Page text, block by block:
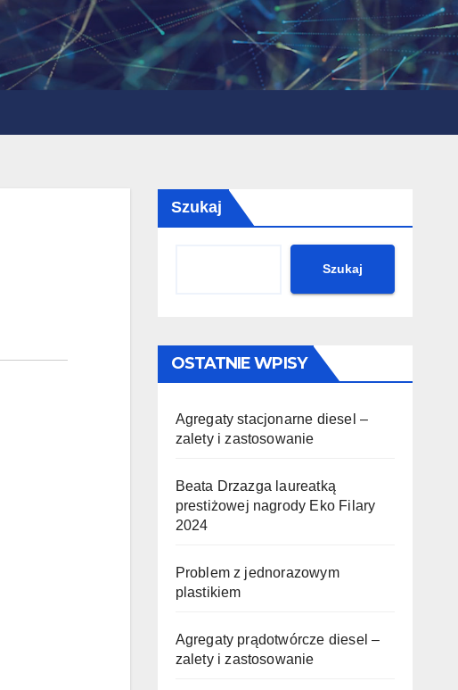
Szukaj
Szukaj
OSTATNIE WPISY
Agregaty stacjonarne diesel –
zalety i zastosowanie
Beata Drzazga laureatką
prestiżowej nagrody Eko Filary
2024
Problem z jednorazowym
plastikiem
Agregaty prądotwórcze diesel –
zalety i zastosowanie